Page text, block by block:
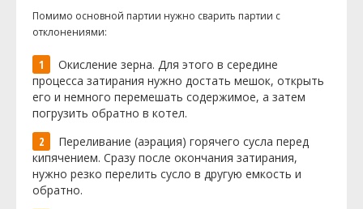
Помимо основной партии нужно сварить партии с
отклонениями:
Окисление зерна. Для этого в середине
процесса затирания нужно достать мешок, открыть
его и немного перемешать содержимое, а затем
погрузить обратно в котел.
Переливание (аэрация) горячего сусла перед
кипячением. Сразу после окончания затирания,
нужно резко перелить сусло в другую емкость и
обратно.